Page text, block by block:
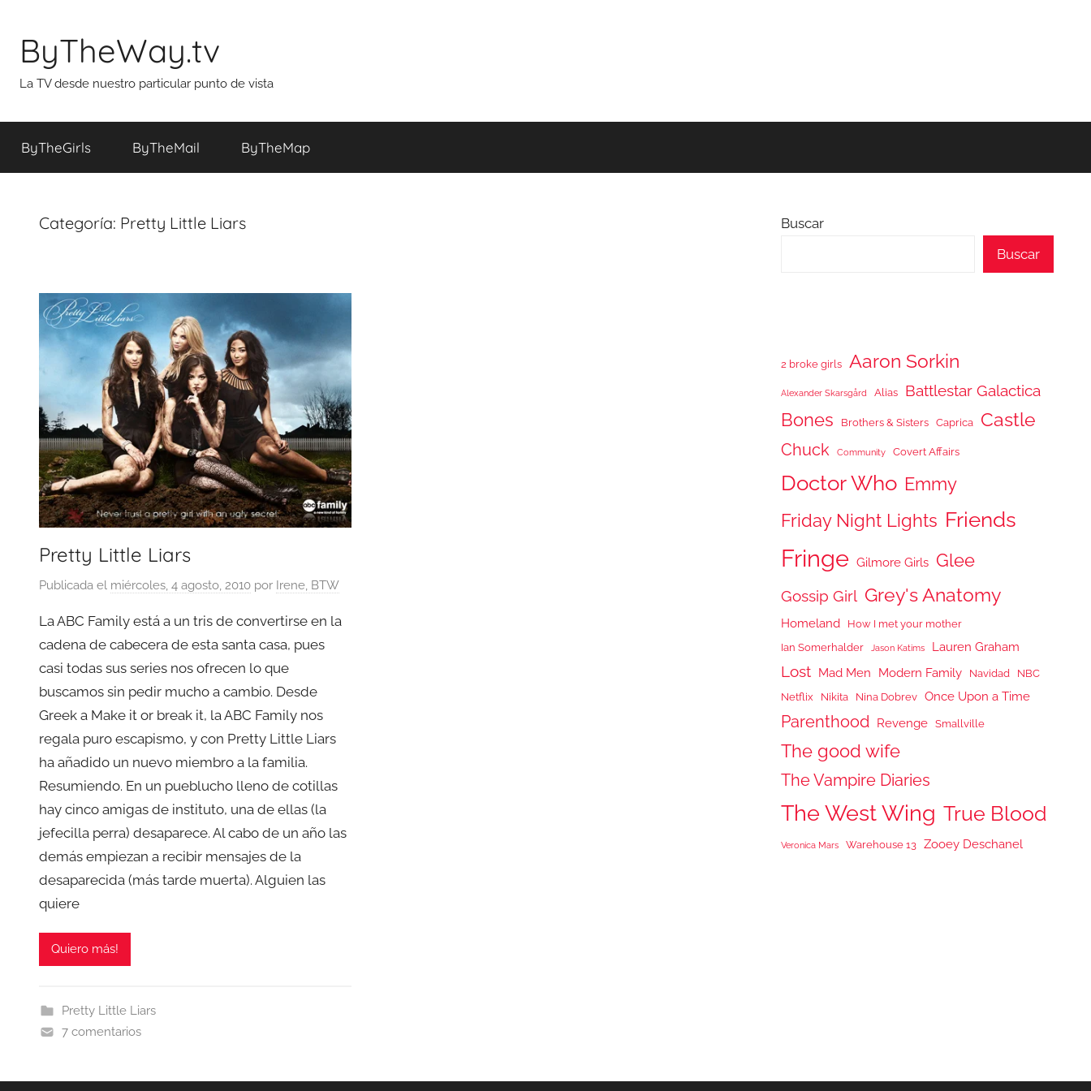
contenido
ByTheWay.tv
La TV desde nuestro particular punto de vista
ByTheGirls ByTheMail ByTheMap
Categoría: Pretty Little Liars
Pretty Little Liars
Publicada el miércoles, 4 agosto, 2010 por Irene, BTW
La ABC Family está a un tris de convertirse en la
cadena de cabecera de esta santa casa, pues
casi todas sus series nos ofrecen lo que
buscamos sin pedir mucho a cambio. Desde
Greek a Make it or break it, la ABC Family nos
regala puro escapismo, y con Pretty Little Liars
ha añadido un nuevo miembro a la familia.
Resumiendo. En un pueblucho lleno de cotillas
hay cinco amigas de instituto, una de ellas (la
jefecilla perra) desaparece. Al cabo de un año las
demás empiezan a recibir mensajes de la
desaparecida (más tarde muerta). Alguien las
quiere
Quiero más!
Pretty Little Liars
7 comentarios
Buscar
Buscar
2 broke girls Aaron Sorkin
Alexander Skarsgård Alias Battlestar Galactica
Bones Brothers & Sisters Caprica Castle
Chuck Community Covert Affairs
Doctor Who Emmy
Friday Night Lights Friends
Fringe Gilmore Girls Glee
Gossip Girl Grey's Anatomy
Homeland
How I met your mother
Ian Somerhalder
Jason Katims Lauren Graham
Lost Mad Men Modern Family Navidad
NBC
Netflix
Nikita Nina Dobrev Once Upon a Time
Parenthood Revenge Smallville
The good wife
The Vampire Diaries
The West Wing True Blood
Veronica Mars Warehouse 13 Zooey Deschanel